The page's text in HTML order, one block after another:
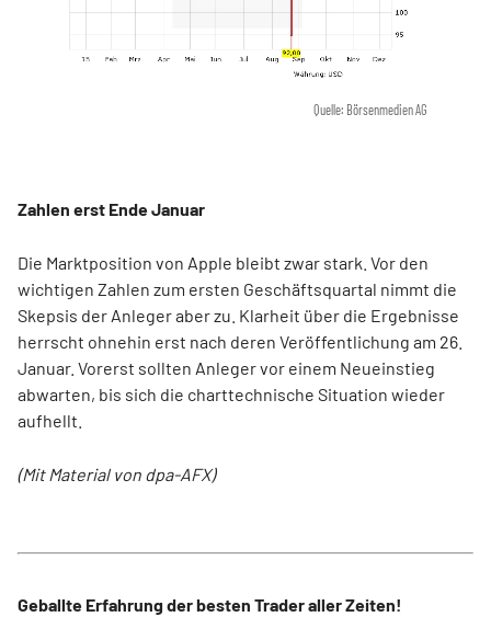
Quelle: Börsenmedien AG
Zahlen erst Ende Januar
Die Marktposition von Apple bleibt zwar stark. Vor den
wichtigen Zahlen zum ersten Geschäftsquartal nimmt die
Skepsis der Anleger aber zu. Klarheit über die Ergebnisse
herrscht ohnehin erst nach deren Veröffentlichung am 26.
Januar. Vorerst sollten Anleger vor einem Neueinstieg
abwarten, bis sich die charttechnische Situation wieder
aufhellt.
(Mit Material von dpa-AFX)
Geballte Erfahrung der besten Trader aller Zeiten!